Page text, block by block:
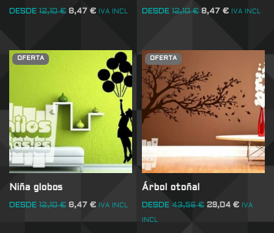
DESDE 12,10€ 8,47 € IVA INCL DESDE 12,10€ 8,47€ IVA INCL
OFERTA
Niña globos
DESDE 12,10€ 8,47 € IVA INCL
OFERTA
Árbol otoñal
DESDE 43,56€ 29,04€ IVA
INCL